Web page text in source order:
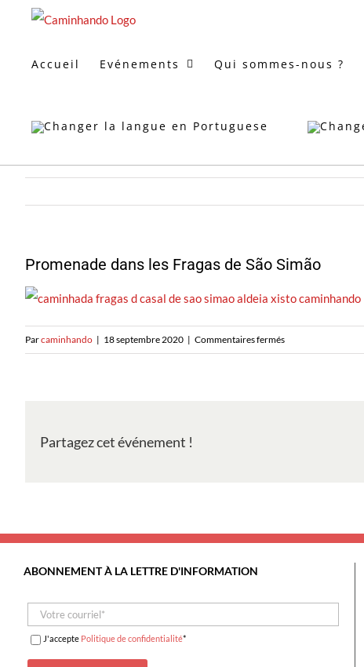
contentAccueil Evénements Qui sommes-nous ?
Promenade dans les Fragas de São Simão
Parcaminhando | 18 septembre 2020 | Commentaires ferméssur
Caminhando
Partagez cet événement !
ABONNEMENT À LA LETTRE D'INFORMATION
J'accepte Politique de confidentialité*